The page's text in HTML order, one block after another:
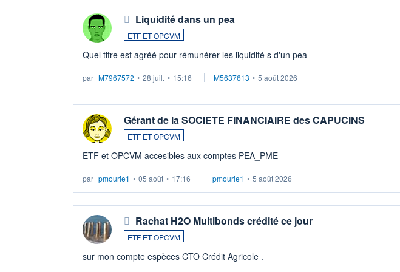
Liquidité dans un pea
ETF ET OPCVM
Quel titre est agréé pour rémunérer les liquidité s d'un pea
par M7967572 • 28 juil. • 15:16 M5637613 • 5 août 2026
Gérant de la SOCIETE FINANCIAIRE des CAPUCINS
ETF ET OPCVM
ETF et OPCVM accesibles aux comptes PEA_PME
par pmourie1 • 05 août • 17:16 pmourie1 • 5 août 2026
Rachat H2O Multibonds crédité ce jour
ETF ET OPCVM
sur mon compte espèces CTO Crédit Agricole .